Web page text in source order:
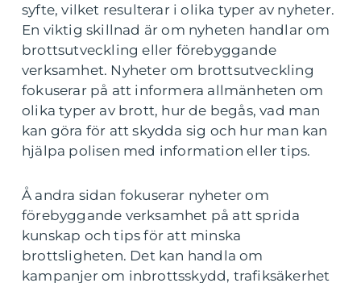
syfte, vilket resulterar i olika typer av nyheter.
En viktig skillnad är om nyheten handlar om
brottsutveckling eller förebyggande
verksamhet. Nyheter om brottsutveckling
fokuserar på att informera allmänheten om
olika typer av brott, hur de begås, vad man
kan göra för att skydda sig och hur man kan
hjälpa polisen med information eller tips.
Å andra sidan fokuserar nyheter om
förebyggande verksamhet på att sprida
kunskap och tips för att minska
brottsligheten. Det kan handla om
kampanjer om inbrottsskydd, trafiksäkerhet